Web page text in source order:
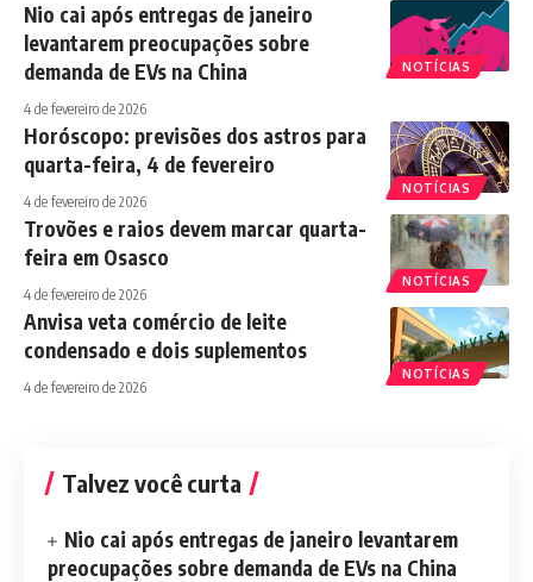
NOTÍCIAS
Nio cai após entregas de janeiro
levantarem preocupações sobre
demanda de EVs na China
4 de fevereiro de 2026
NOTÍCIAS
Horóscopo: previsões dos astros para
quarta-feira, 4 de fevereiro
4 de fevereiro de 2026
NOTÍCIAS
Trovões e raios devem marcar quarta-
feira em Osasco
4 de fevereiro de 2026
NOTÍCIAS
Anvisa veta comércio de leite
condensado e dois suplementos
4 de fevereiro de 2026
Talvez você curta
Nio cai após entregas de janeiro levantarem
preocupações sobre demanda de EVs na China